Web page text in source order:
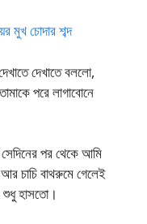
চোদার শব্দ
দেখাতে বললো,
পরে লাগাবোনে
পর থেকে আমি
চাচি বাথরুমে গেলেই
হাসতো।